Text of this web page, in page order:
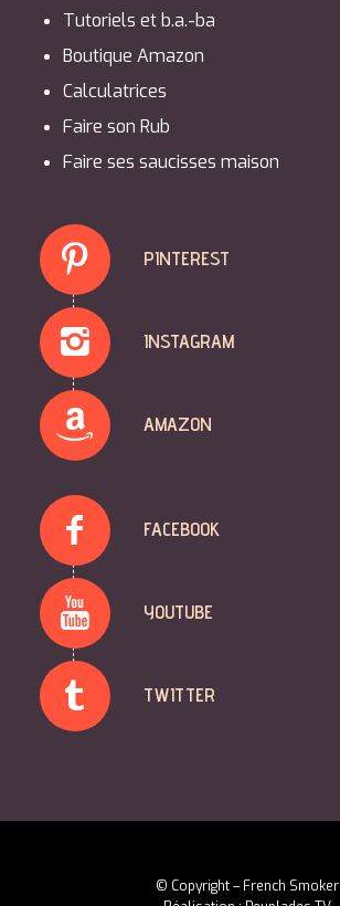
Tutoriels et b.a.-ba
Boutique Amazon
Calculatrices
Faire son Rub
Faire ses saucisses maison
PINTEREST
INSTAGRAM
AMAZON
FACEBOOK
YOUTUBE
TWITTER
© Copyright – French Smoker